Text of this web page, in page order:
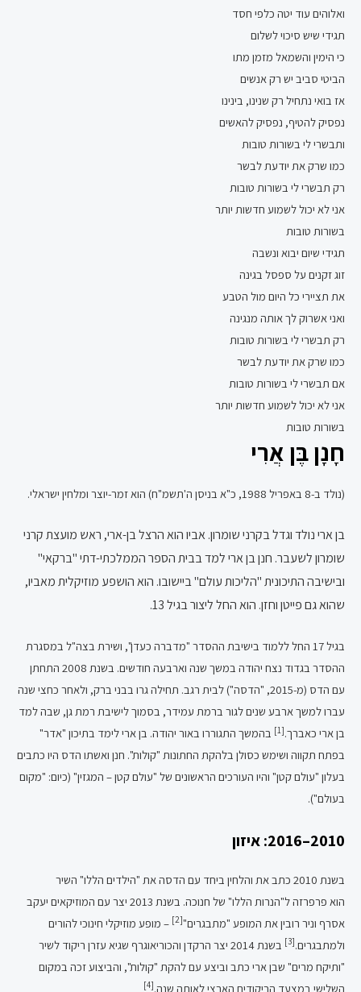
ואלוהים עוד יטה כלפי חסד
תגידי שיש סיכוי לשלום
כי הימין והשמאל מזמן מתו
הביטי סביב יש רק אנשים
אז בואי נתחיל רק שנינו, בינינו
נפסיק להטיף, נפסיק להאשים
ותבשרי לי בשורות טובות
כמו שרק את יודעת לבשר
רק תבשרי לי בשורות טובות
אני לא יכול לשמוע חדשות יותר
בשורות טובות
תגידי שיום יבוא ונשבה
זוג זקנים על ספסל בגינה
את תציירי כל היום מול הטבע
ואני אשרוק לך אותה מנגינה
רק תבשרי לי בשורות טובות
כמו שרק את יודעת לבשר
אם תבשרי לי בשורות טובות
אני לא יכול לשמוע חדשות יותר
בשורות טובות
חָנָן בֶּן אֲרִי
(נולד ב-8 באפריל 1988, כ"א בניסן ה'תשמ"ח) הוא זמר-יוצר ומלחין ישראלי.
בן ארי נולד וגדל בקרני שומרון. אביו הואהרצל בן-ארי, ראש מועצת קרני
שומרון לשעבר. חנן בן ארי למד בבית הספר הממלכתי-דתי "ברקאי"
ובישיבה התיכונית "הליכות עולם" ביישובו. הוא הושפע מוזיקלית מאביו,
שהוא גםפייטןוחזן. הוא החל ליצור בגיל 13.
בגיל 17 החל ללמוד בישיבת ההסדר "מדברה כעדן", ושירת בצה"ל במסגרת
ההסדר בגדוד נצח יהודה במשך שנה וארבעה חודשים. בשנת 2008 התחתן
עם הדס (מ-2015, "הדסה") לבית רגב. תחילה גרו בבני ברק, ולאחר כחצי שנה
עברו למשך ארבע שנים לגור ברמת עמידר, בסמוך לישיבת רמת גן, שבה למד
בן ארי כאברך.[1]
בהמשך התגוררו באור יהודה. בן ארי לימד בתיכון "אדר"
בפתח תקווה ושימש כסולן בלהקת החתונות "קולות". חנן ואשתו הדס היו כתבים
בעלון "עולם קטן" והיו העורכים הראשונים של "עולם קטן – המגזין" (כיום: "מקום
בעולם").
2010–2016: איזון
בשנת 2010 כתב את והלחין ביחד עם הדסה את "הילדים הללו" השיר
הוא פרפרזה ל"הנרות הללו" של חנוכה. בשנת 2013 יצר עם המוזיקאים יעקב
אסרף וניר רובין את המופע "מתבגרים"[2]
– מופע מוזיקלי חינוכי להורים
ולמתבגרים.[3]
בשנת 2014 יצר הרקדן והכוריאוגרף שגיא עזרן ריקוד לשיר
"ותיקח מרים" שבן ארי כתב וביצע עם להקת "קולות", והביצוע זכה במקום
השלישי במצעד הריקודים הארצי לאותה שנה.[4]